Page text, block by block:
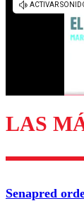
LAS
Senapred